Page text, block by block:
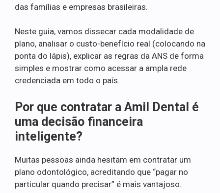
das famílias e empresas brasileiras.
Neste guia, vamos dissecar cada modalidade de
plano, analisar o custo-benefício real (colocando na
ponta do lápis), explicar as regras da ANS de forma
simples e mostrar como acessar a ampla rede
credenciada em todo o país.
Por que contratar a Amil Dental é
uma decisão financeira
inteligente?
Muitas pessoas ainda hesitam em contratar um
plano odontológico, acreditando que “pagar no
particular quando precisar” é mais vantajoso.